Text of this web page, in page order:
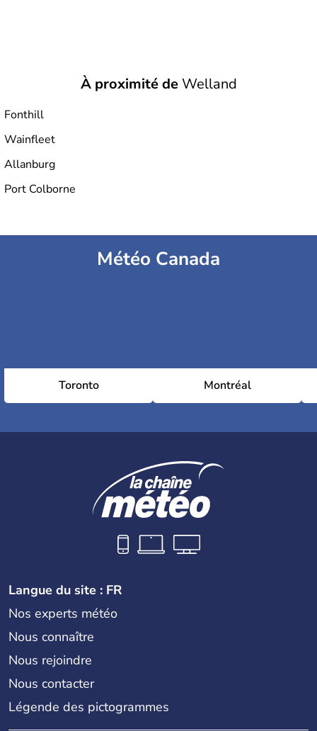
À proximité deWelland
Fonthill
Wainfleet
Allanburg
Port Colborne
Météo Canada
Toronto Montréal
Langue du site : FR
Nos experts météo
Nous connaître
Nous rejoindre
Nous contacter
Légende des pictogrammes